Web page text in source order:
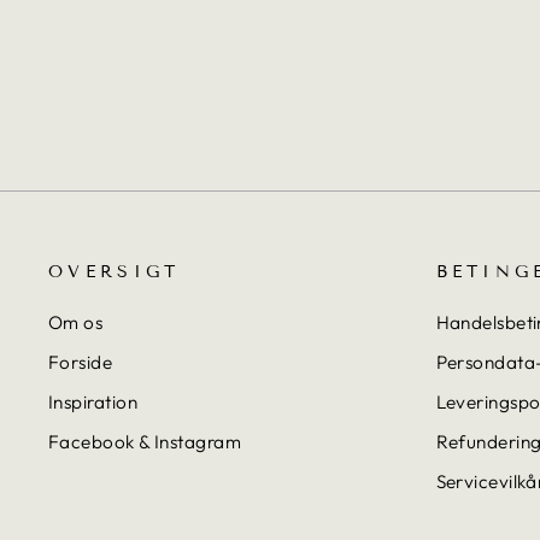
OVERSIGT
Om os
Forside
Inspiration
Facebook & Instagram